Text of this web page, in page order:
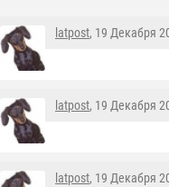
latpost, 19 Декабря
latpost, 19 Декабря
latpost, 19 Декабря